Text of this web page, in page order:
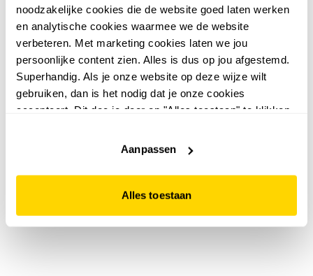
noodzakelijke cookies die de website goed laten werken
en analytische cookies waarmee we de website
verbeteren. Met marketing cookies laten we jou
persoonlijke content zien. Alles is dus op jou afgestemd.
Superhandig. Als je onze website op deze wijze wilt
gebruiken, dan is het nodig dat je onze cookies
accepteert. Dit doe je door op "Alles toestaan" te klikken.
website niet optimaal functioneert.
Aanpassen
Alles toestaan